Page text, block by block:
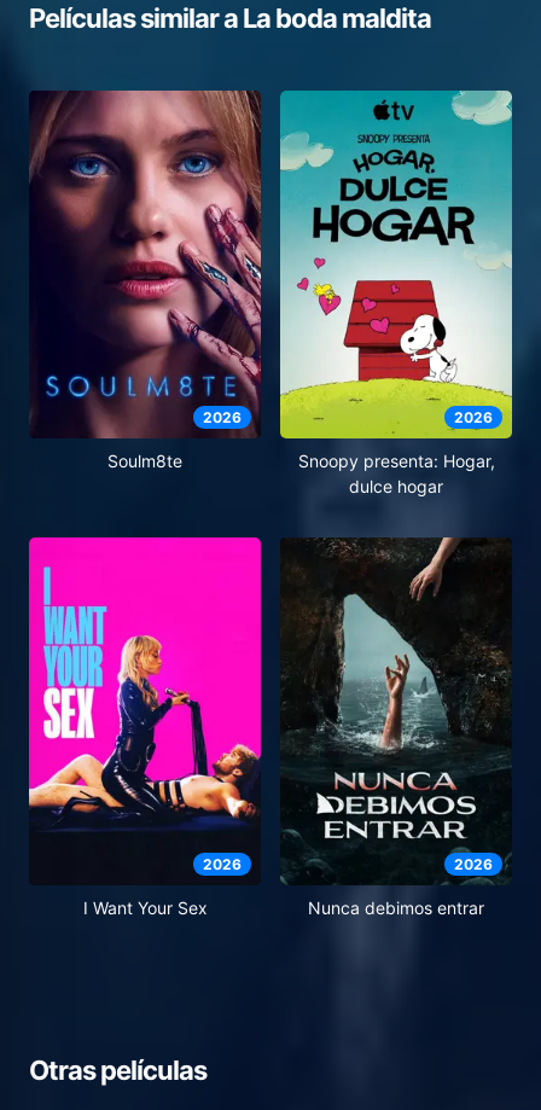
Películas similar aLa boda maldita
2026
Soulm8te
2026
Snoopy presenta: Hogar,
dulce hogar
2026
I Want Your Sex
2026
Nunca debimos entrar
Otras películas